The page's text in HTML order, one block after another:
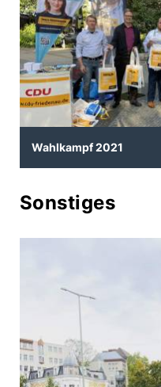
Wahlkampf 2021
Sonstiges